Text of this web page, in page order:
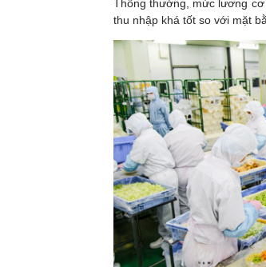
Thông thường, mức lương
thu nhập khá tốt so với mặt